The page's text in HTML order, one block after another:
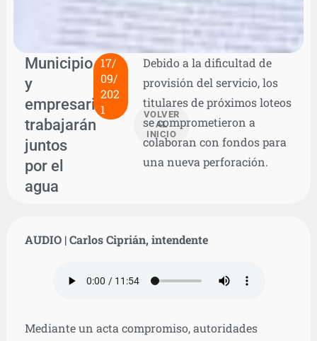
Municipio
y
empresarios
trabajarán
juntos
por el
agua
17/
09/
202
1
VOLVER
AL
INICIO
Debido a la dificultad de
provisión del servicio, los
titulares de próximos loteos
se comprometieron a
colaboran con fondos para
una nueva perforación.
AUDIO |Carlos Ciprián, intendente
Mediante un acta compromiso, autoridades